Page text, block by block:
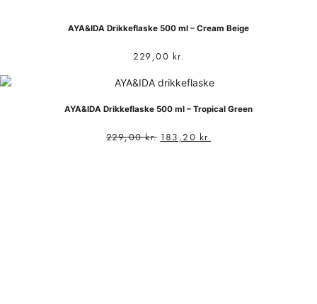
AYA&IDA Drikkeflaske 500 ml – Cream Beige
229,00 kr.
AYA&IDA Drikkeflaske 500 ml – Tropical Green
229,00kr. 183,20 kr.